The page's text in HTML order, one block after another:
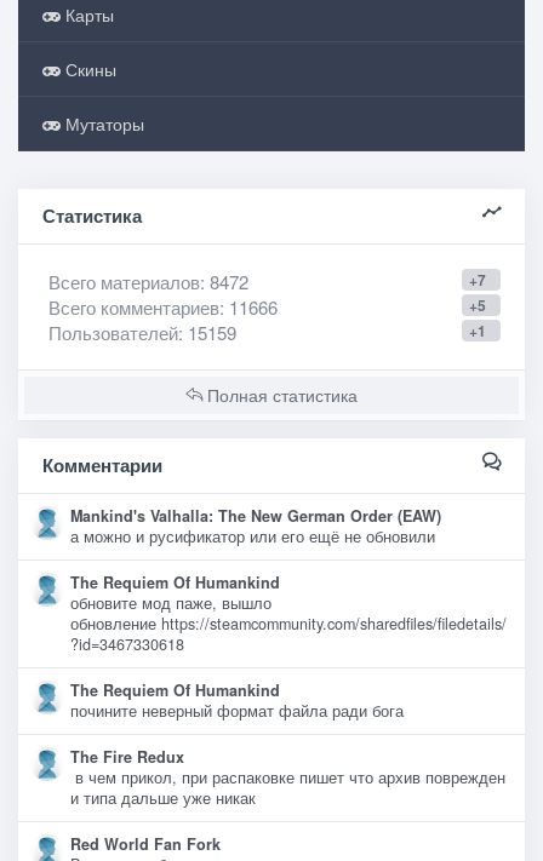
Карты
Скины
Мутаторы
Статистика
+7
Всего материалов: 8472
+5
Всего комментариев: 11666
+1
Пользователей: 15159
Полная статистика
Комментарии
Mankind's Valhalla: The New German Order (EAW)
а можно и русификатор или его ещё не обновили
The Requiem Of Humankind
обновите мод паже, вышло
обновление https://steamcommunity.com/sharedfiles/filedetails/
?id=3467330618
The Requiem Of Humankind
почините неверный формат файла ради бога
The Fire Redux
в чем прикол, при распаковке пишет что архив поврежден
и типа дальше уже никак
Red World Fan Fork